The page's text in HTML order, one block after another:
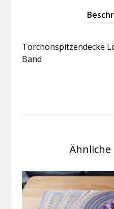
Torchonspitzendecke
Band